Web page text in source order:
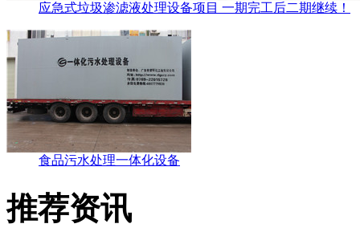
应急式垃圾渗滤液处理设备项目 一期完工后二期继续！
食品污水处理一体化设备
推荐资讯